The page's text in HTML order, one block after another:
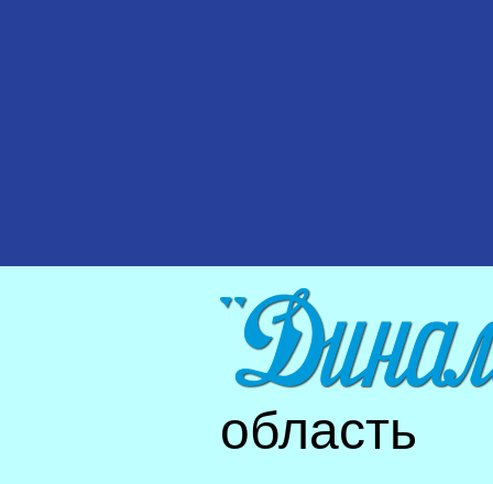
область